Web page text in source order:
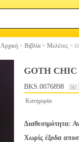
Αρχική > Βιβλία > Μελέτες >
GOTH
BKS.0076898
Κατηγορία
Διαθεσιμότητα:
Χωρίς έξοδα